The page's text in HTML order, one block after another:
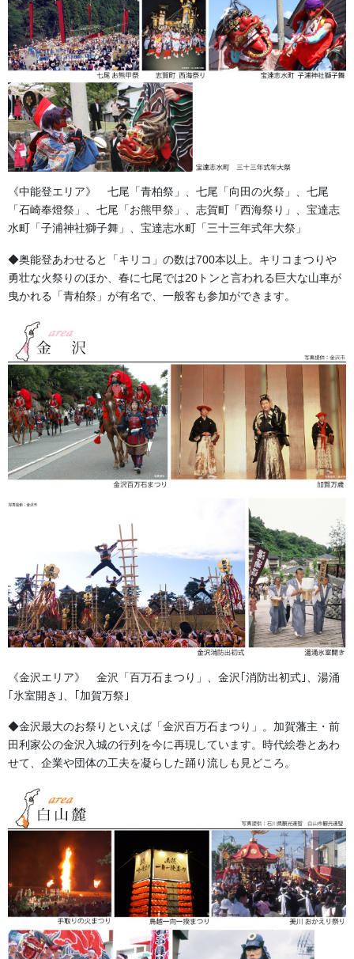
高さ79ｃｍ×巾36ｃｍ×奥18ｃｍ
お祭り多く飾られる行燈の張替えの依頼を受けました。手書きで
紙に書ける方が少ない為、デザイナーに頼み柄をデジタルデータ
耐久性と耐候性: 祭りは屋外で行われることが多く、天候の変化に
さらされます。ターポリンは防水性、耐候性に優れているため、
雨や風、強い日差しにも強く、行灯が傷みにくいです。これによ
り、長期間の使用や繰り返し使用が可能になります。
鮮やかな印刷性: ターポリンはインクジェット印刷で鮮明な色合い
を表現できるため、祭りのテーマやデザインを美しく、忠実に再
現できます。写真や複雑なグラデーションもきれいに印刷できる
ので、視覚的に魅力的な行灯を制作できます。
軽量で扱いやすい: 比較的軽量であり、柔軟性があるため、設置や
撤去、運搬が容易です。
防汚性: 汚れがつきにくく、汚れても拭き取りやすいため、美観を
保ちやすいです。
コストパフォーマンス: 耐久性が高いため、一度制作すれば長く使
用でき、結果的にコストを抑えることができます。
これらの利点から、ターポリンは祭りの行灯だけでなく、横断幕
や提灯など、屋外で使用される様々な装飾品に適した素材と言え
ます。
これまでの紙を利用する場合に比較して、最初の価格は高くつき
ますが耐久性からみると経済的です。
《中能登エリア》 七尾「青柏祭」、七尾「向田の火祭」、七尾
「石崎奉燈祭」、七尾「お熊甲祭」、志賀町「西海祭り」、宝達志
水町「子浦神社獅子舞」、宝達志水町「三十三年式年大祭」
◆奥能登あわせると「キリコ」の数は700本以上。キリコまつりや
勇壮な火祭りのほか、春に七尾では20トンと言われる巨大な山車が
曳かれる「青柏祭」が有名で、一般客も参加ができます。
《金沢エリア》 金沢「百万石まつり」、金沢｢消防出初式｣、湯涌
｢氷室開き｣、｢加賀万祭｣
◆金沢最大のお祭りといえば「金沢百万石まつり」。加賀藩主・前
田利家公の金沢入城の行列を今に再現しています。時代絵巻とあわ
せて、企業や団体の工夫を凝らした踊り流しも見どころ。